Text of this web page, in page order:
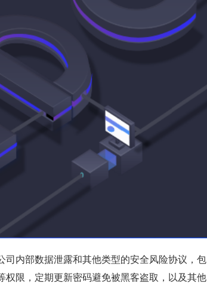
内部数据泄露和其他类型的安全风险协议，包
限，定期更新密码避免被黑客盗取，以及其他